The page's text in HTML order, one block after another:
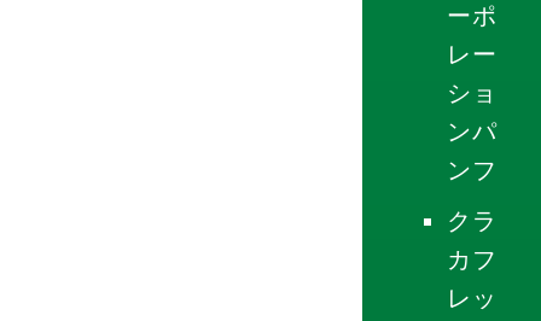
ーポ
レー
ショ
ンパ
ンフ
クラ
カフ
レッ